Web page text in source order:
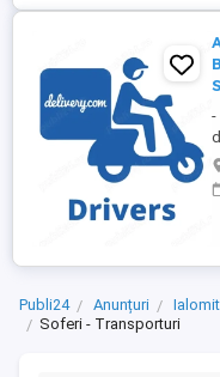
-
Publi24 Anunțuri
Soferi - Transporturi